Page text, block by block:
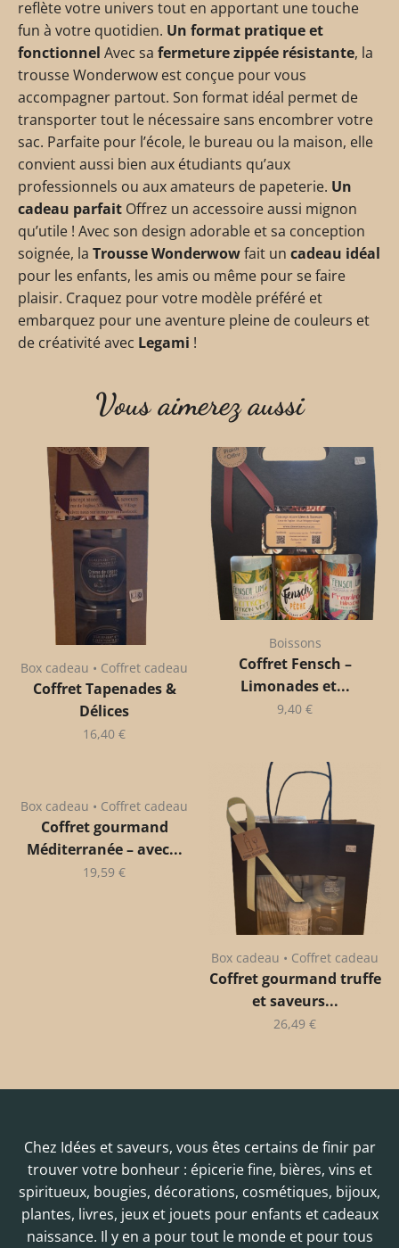
reflète votre univers tout en apportant une touche
fun à votre quotidien. Un format pratique et
fonctionnel Avec sa fermeture zippée résistante, la
trousse Wonderwow est conçue pour vous
accompagner partout. Son format idéal permet de
transporter tout le nécessaire sans encombrer votre
sac. Parfaite pour l’école, le bureau ou la maison, elle
convient aussi bien aux étudiants qu’aux
professionnels ou aux amateurs de papeterie. Un
cadeau parfait Offrez un accessoire aussi mignon
qu’utile ! Avec son design adorable et sa conception
soignée, la Trousse Wonderwowfait un cadeau idéal
pour les enfants, les amis ou même pour se faire
plaisir. Craquez pour votre modèle préféré et
embarquez pour une aventure pleine de couleurs et
de créativité avec Legami !
Vous aimerez aussi
Box cadeau • Coffret cadeau
Coffret Tapenades &
Délices
16,40 €
Boissons
Coffret Fensch –
Limonades et...
9,40 €
Box cadeau • Coffret cadeau
Coffret gourmand
Méditerranée – avec...
19,59 €
Box cadeau • Coffret cadeau
Coffret gourmand truffe
et saveurs...
26,49 €
Chez Idées et saveurs, vous êtes certains de finir par
trouver votre bonheur : épicerie fine, bières, vins et
spiritueux, bougies, décorations, cosmétiques, bijoux,
plantes, livres, jeux et jouets pour enfants et cadeaux
naissance. Il y en a pour tout le monde et pour tous